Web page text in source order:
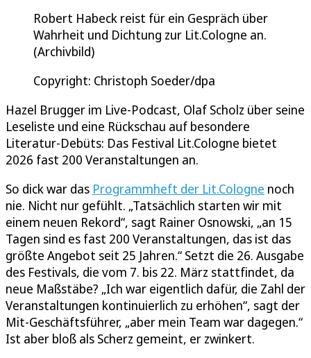
Robert Habeck reist für ein Gespräch über
Wahrheit und Dichtung zur Lit.Cologne an.
(Archivbild)
Copyright: Christoph Soeder/dpa
Hazel Brugger im Live-Podcast, Olaf Scholz über seine
Leseliste und eine Rückschau auf besondere
Literatur-Debüts: Das Festival Lit.Cologne bietet
2026 fast 200 Veranstaltungen an.
So dick war das Programmheft der Lit.Cologne noch
nie. Nicht nur gefühlt. „Tatsächlich starten wir mit
einem neuen Rekord“, sagt Rainer Osnowski, „an 15
Tagen sind es fast 200 Veranstaltungen, das ist das
größte Angebot seit 25 Jahren.“ Setzt die 26. Ausgabe
des Festivals, die vom 7. bis 22. März stattfindet, da
neue Maßstäbe? „Ich war eigentlich dafür, die Zahl der
Veranstaltungen kontinuierlich zu erhöhen“, sagt der
Mit-Geschäftsführer, „aber mein Team war dagegen.“
Ist aber bloß als Scherz gemeint, er zwinkert.